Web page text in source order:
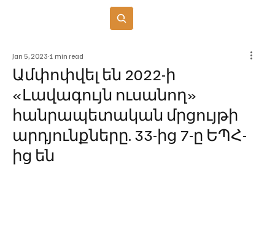
Ամփոփվել են 2022-ի
«Լավագույն ուսանող»
հանրապետական մրցույթի
արդյունքները. 33-ից 7-ը ԵՊՀ-
ից են
Jan 5, 2023 1 min read